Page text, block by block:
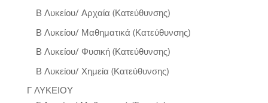
Β Λυκείου/ Αρχαία (Κατεύθυνσης)
Β Λυκείου/ Μαθηματικά (Κατεύθυνσης)
Β Λυκείου/ Φυσική (Κατεύθυνσης)
Β Λυκείου/ Χημεία (Κατεύθυνσης)
Γ ΛΥΚΕΙΟΥ